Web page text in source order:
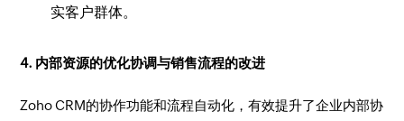
实客户群体。
4. 内部资源的优化协调与销售流程的改进
Zoho CRM的协作功能和流程自动化，有效提升了企业内部协